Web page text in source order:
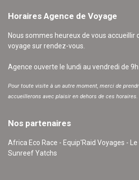
Horaires Agence de Voyage
Nous sommes heureux de vous accueillir
voyage sur rendez-vous.
Agence ouverte le lundi au vendredi de 9h
Pour toute visite à un autre moment, merci de
accueillerons avec plaisir en dehors de ces horaires.
Nos partenaires
Africa Eco Race - Equip'Raid Voyages -
Sunreef Yatchs